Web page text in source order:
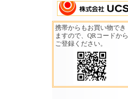
携帯からもお買い物でき
ますので、QRコードから
ご登録ください。